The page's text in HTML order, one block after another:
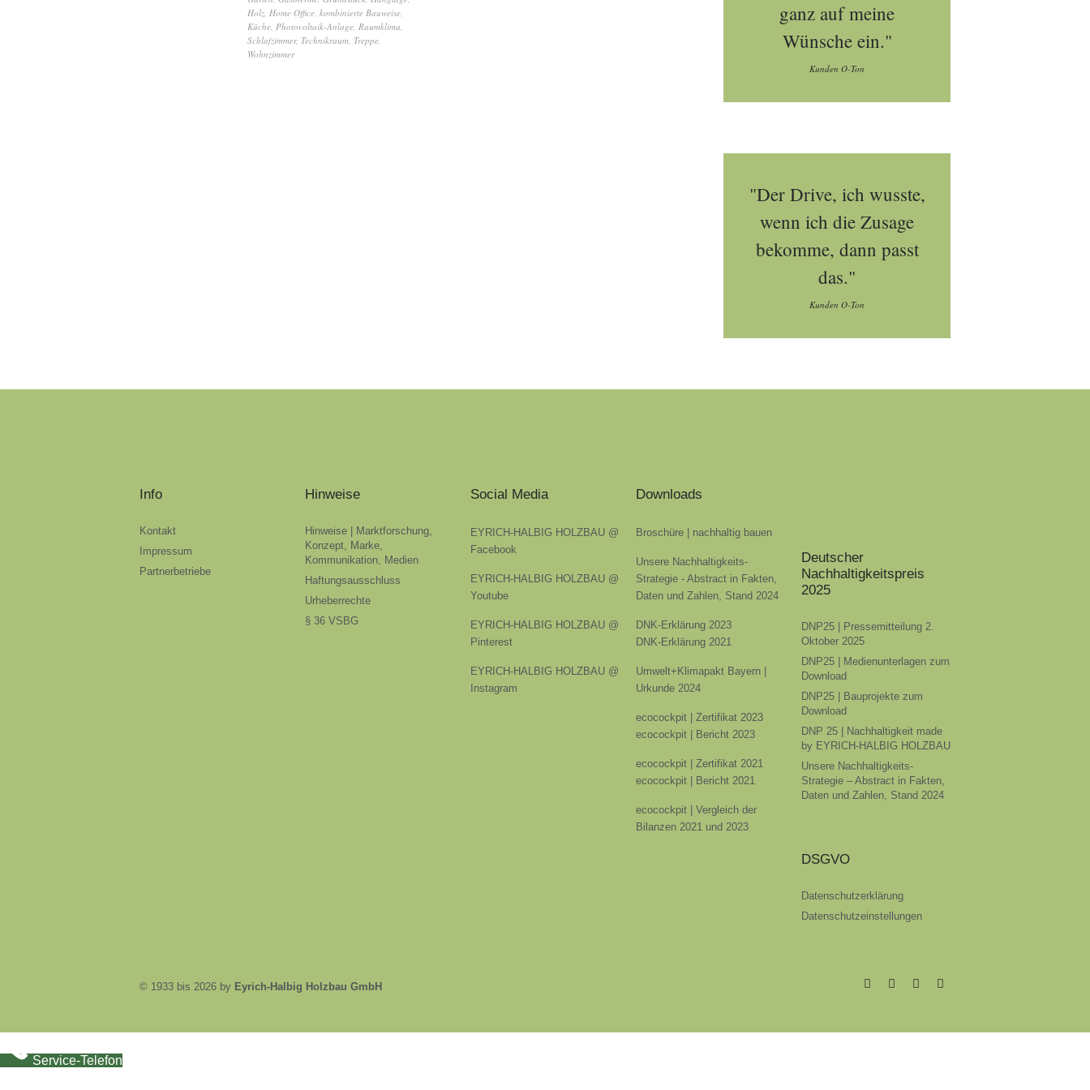
Holz Home Office kombinierte Bauweise
Küche Photovoltaik-Anlage Raumklima
Schlafzimmer, Technikraum Treppe
Wohnzimmer
ganz auf meine
Wünsche ein."
Kunden O-Ton
"Der Drive, ich wusste,
wenn ich die Zusage
bekomme, dann passt
das."
Kunden O-Ton
Info
Kontakt
Impressum
Partnerbetriebe
Hinweise
Hinweise | Marktforschung,
Konzept, Marke,
Kommunikation, Medien
Haftungsausschluss
Urheberrechte
§ 36 VSBG
Social Media
EYRICH-HALBIG HOLZBAU @
Facebook
EYRICH-HALBIG HOLZBAU @
Youtube
EYRICH-HALBIG HOLZBAU @
Pinterest
EYRICH-HALBIG HOLZBAU @
Instagram
Downloads
Broschüre | nachhaltig bauen
Unsere Nachhaltigkeits-
Strategie - Abstract in Fakten,
Daten und Zahlen, Stand 2024
DNK-Erklärung 2023
DNK-Erklärung 2021
Umwelt+Klimapakt Bayern |
Urkunde 2024
ecocockpit | Zertifikat 2023
ecocockpit | Bericht 2023
ecocockpit | Zertifikat 2021
ecocockpit | Bericht 2021
ecocockpit | Vergleich der
Bilanzen 2021 und 2023
Deutscher
Nachhaltigkeitspreis
2025
DNP25 | Pressemitteilung 2.
Oktober 2025
DNP25 | Medienunterlagen zum
Download
DNP25 | Bauprojekte zum
Download
DNP 25 | Nachhaltigkeit made
by EYRICH-HALBIG HOLZBAU
Unsere Nachhaltigkeits-
Strategie – Abstract in Fakten,
Daten und Zahlen, Stand 2024
DSGVO
Datenschutzerklärung
Datenschutzeinstellungen
HOLZBAUHOLZBAUHOLZBAUHOLZBAU
© 1933 bis 2026 by Eyrich-Halbig Holzbau GmbH
Service-Telefon